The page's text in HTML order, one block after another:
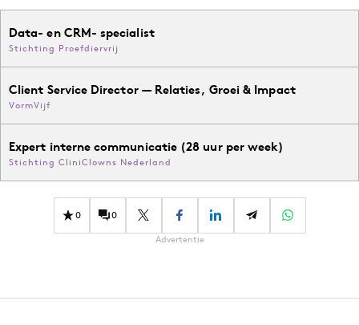
Data- en CRM- specialist
Stichting Proefdiervrij
Client Service Director — Relaties, Groei & Impact
VormVijf
Expert interne communicatie (28 uur per week)
Stichting CliniClowns Nederland
0 0
Advertentie